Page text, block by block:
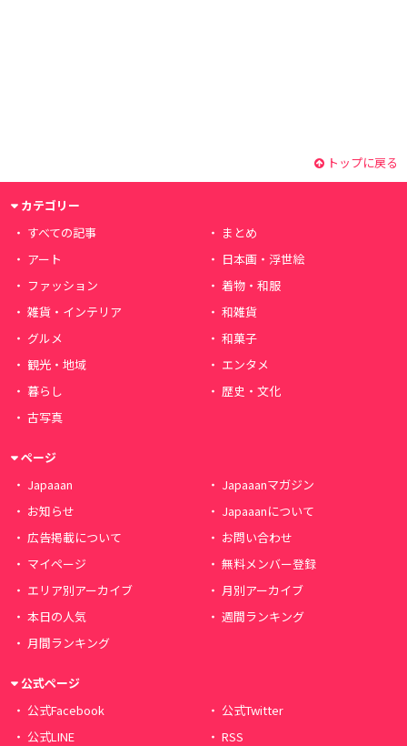
トップに戻る
カテゴリー
すべての記事
まとめ
アート
日本画・浮世絵
ファッション
着物・和服
雑貨・インテリア
和雑貨
グルメ
和菓子
観光・地域
エンタメ
暮らし
歴史・文化
古写真
ページ
Japaaan
Japaaanマガジン
お知らせ
Japaaanについて
広告掲載について
お問い合わせ
マイページ
無料メンバー登録
エリア別アーカイブ
月別アーカイブ
本日の人気
週間ランキング
月間ランキング
公式ページ
公式Facebook
公式Twitter
公式LINE
RSS